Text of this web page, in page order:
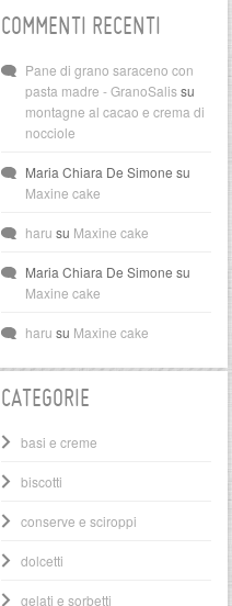
COMMENTI RECENTI
Pane di grano saraceno con
pasta madre - GranoSalissu
montagne al cacao e crema di
nocciole
Maria Chiara De Simone su
Maxine cake
haru su Maxine cake
Maria Chiara De Simone su
Maxine cake
haru su Maxine cake
CATEGORIE
basi e creme
biscotti
conserve e sciroppi
dolcetti
gelati e sorbetti